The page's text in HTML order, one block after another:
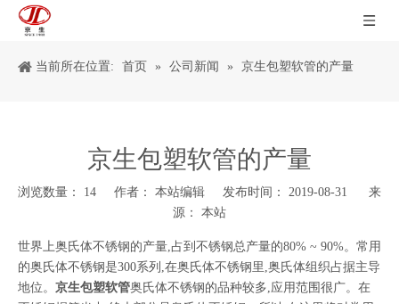
当前所在位置: 首页 » 公司新闻 » 京生包塑软管的产量
京生包塑软管的产量
浏览数量： 14 作者： 本站编辑 发布时间： 2019-08-31 来
源： 本站
["wechat","weibo","qzone","douban","email"]
世界上奥氏体不锈钢的产量,占到不锈钢总产量的80% ~ 90%。常用
的奥氏体不锈钢是300系列,在奥氏体不锈钢里,奥氏体组织占据主导
地位。 京生包塑软管奥氏体不锈钢的品种较多,应用范围很广。在